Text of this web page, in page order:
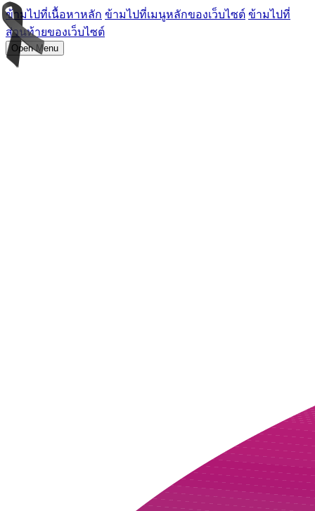
ข้ามไปที่เนื้อหาหลัก ข้ามไปที่เมนูหลักของเว็บไซต์ ข้ามไปที่
ส่วนท้ายของเว็บไซต์
Open Menu